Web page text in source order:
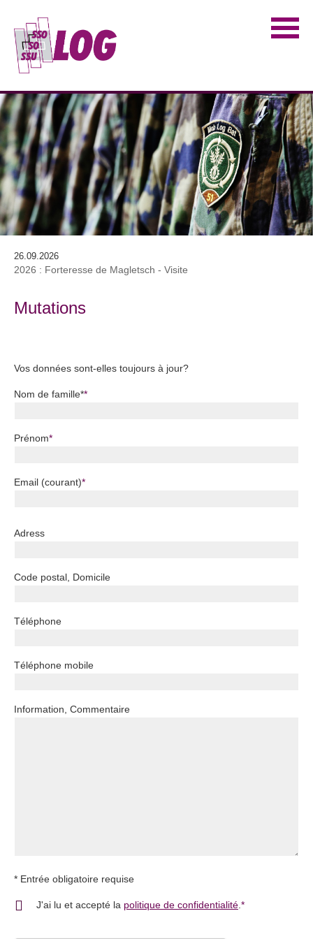
26.09.2026
2026 : Forteresse de Magletsch - Visite
Mutations
Vos données sont-elles toujours à jour?
Nom de famille**Champ obligatoire
Prénom*Champ obligatoire
Email (courant)*Champ obligatoire
Adress
Code postal, Domicile
Téléphone
Téléphone mobile
Information, Commentaire
* Entrée obligatoire requise
J'ai lu et accepté la politique de confidentialité *Champ